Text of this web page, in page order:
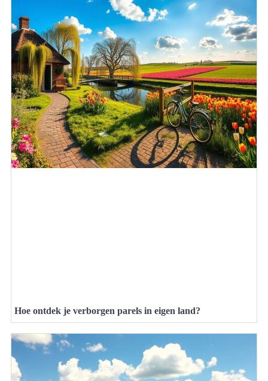
Hoe ontdek je verborgen parels in eigen land?